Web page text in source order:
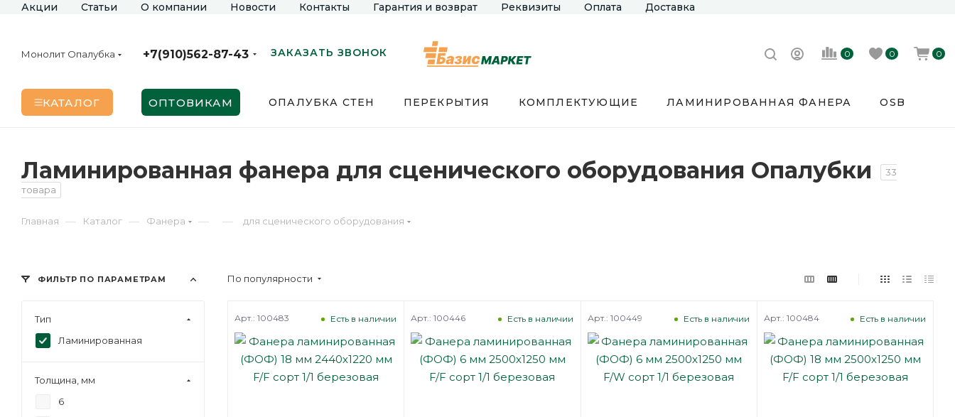
Акции Статьи О компании Новости Контакты Гарантия и возврат Реквизиты Оплата Доставка
Монолит Опалубка +7(910)562-87-43 ЗАКАЗАТЬ ЗВОНОК 0 0 0
КАТАЛОГ ОПТОВИКАМ ОПАЛУБКА СТЕН ПЕРЕКРЫТИЯ КОМПЛЕКТУЮЩИЕ ЛАМИНИРОВАННАЯ ФАНЕРА OSB
Ламинированная фанера для сценического оборудования Опалубки
33
товара
Главная — Каталог — Фанера — — для сценического оборудования
По популярности
Есть в наличии
Арт.: 100483 Есть в наличии
Арт.: 100446 Есть в наличии
Арт.: 100449 Есть в наличии
Арт.: 100484
ФИЛЬТР ПО ПАРАМЕТРАМ
Тип
Ламинированная
Толщина, мм
6